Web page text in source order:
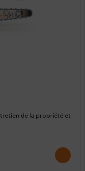
de la propriété et